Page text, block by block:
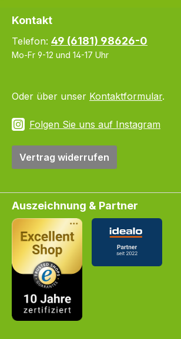
Kontakt
Telefon: 49 (6181) 98626-0
Mo-Fr 9-12 und 14-17 Uhr
Oder über unser Kontaktformular.
Folgen Sie uns auf Instagram
Vertrag widerrufen
Auszeichnung & Partner